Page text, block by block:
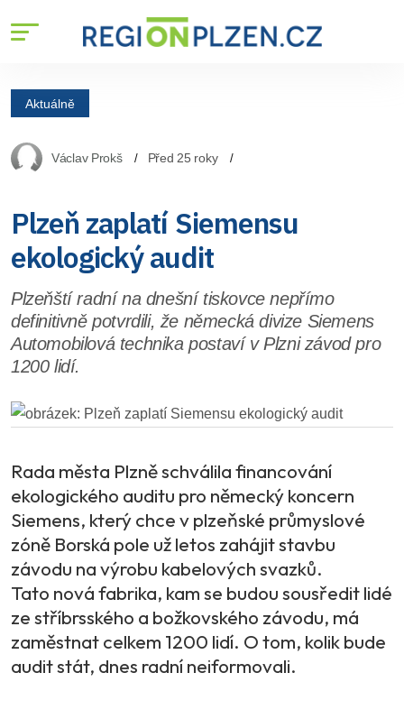
Aktuálně
Václav Prokš Před 25 roky
Plzeň zaplatí Siemensu
ekologický audit
Plzeňští radní na dnešní tiskovce nepřímo
definitivně potvrdili, že německá divize Siemens
Automobilová technika postaví v Plzni závod pro
1200 lidí.
Rada města Plzně schválila financování
ekologického auditu pro německý koncern
Siemens, který chce v plzeňské průmyslové
zóně Borská pole už letos zahájit stavbu
závodu na výrobu kabelových svazků.
Tato nová fabrika, kam se budou sousředit lidé
ze stříbrsského a božkovského závodu, má
zaměstnat celkem 1200 lidí. O tom, kolik bude
audit stát, dnes radní neiformovali.